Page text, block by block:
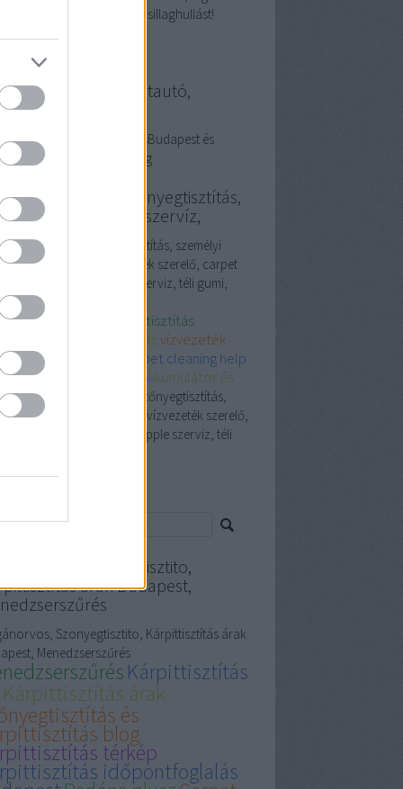
és persze a nyári csillaghullást!
használtautó,
és villanyszerelésBudapest és
Keresőmarketing
szerelő, szőnyegtisztítás,
edző, iphone szervíz,
szerelő, szőnyegtisztítás, személyi
iphone szervíz, vízvezeték szerelő, carpet
terembérlés, apple szerviz, téli gumi,
szerelő
szőnyegtisztítás
iphone szervizvízvezeték
carpet cleaning
carpet cleaning help
akkumulátor és
gumivízvezeték szerelő, szőnyegtisztítás,
edző, iphone szervíz, vízvezeték szerelő,
cleaning, terembérlés, apple szerviz, téli
Szonyegtisztito,
árak Budapest,
Szonyegtisztito, Kárpittisztítás árak
Menedzserszűrés
Kárpittisztítás
Kárpittisztítás árak
és
blog
térkép
időpontfoglalás